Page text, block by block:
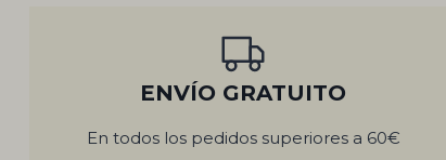
ENVÍO GRATUITO
En todos los pedidos superiores a 60€